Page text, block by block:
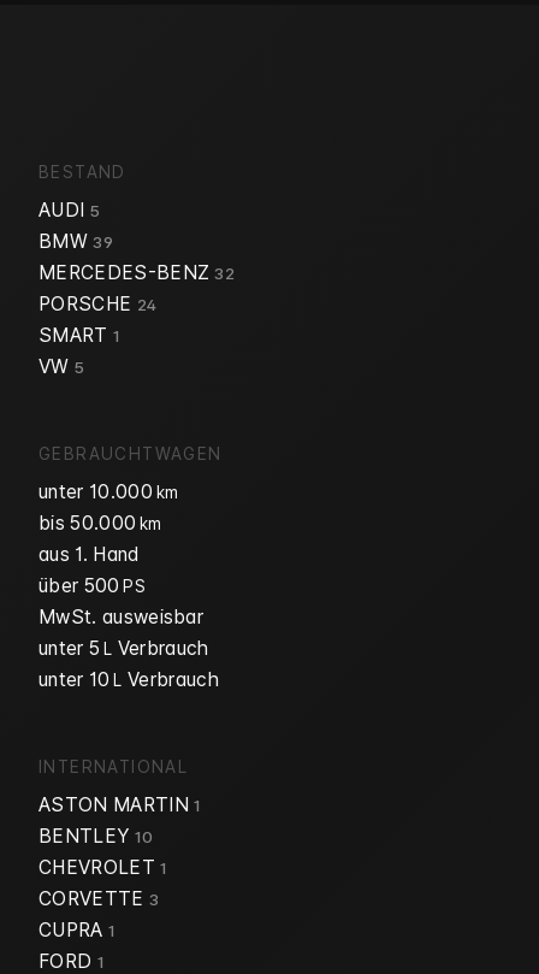
BESTAND
AUDI 5
BMW39
MERCEDES-BENZ32
PORSCHE 24
SMART 1
VW 5
GEBRAUCHTWAGEN
unter 10.000 km
bis 50.000 km
aus 1. Hand
über 500 PS
MwSt. ausweisbar
unter 5 L Verbrauch
unter 10 L Verbrauch
INTERNATIONAL
ASTON MARTIN1
BENTLEY 10
CHEVROLET1
CORVETTE 3
CUPRA 1
FORD 1